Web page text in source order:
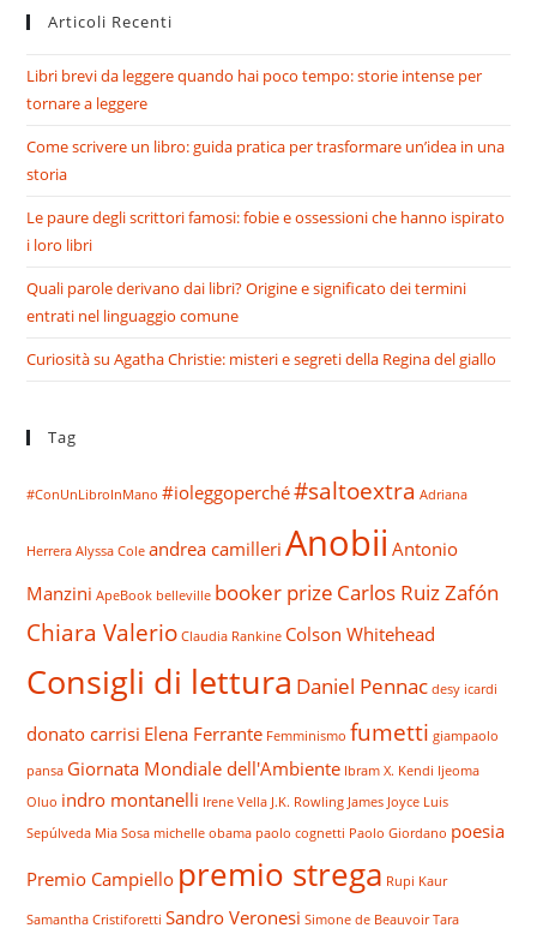
Articoli Recenti
Libri brevi da leggere quando hai poco tempo: storie intense per
tornare a leggere
Come scrivere un libro: guida pratica per trasformare un’idea in una
storia
Le paure degli scrittori famosi: fobie e ossessioni che hanno ispirato
i loro libri
Quali parole derivano dai libri? Origine e significato dei termini
entrati nel linguaggio comune
Curiosità su Agatha Christie: misteri e segreti della Regina del giallo
Tag
#ConUnLibroInMano #ioleggoperché#saltoextra Adriana
Herrera Alyssa Cole andrea camilleri Anobii Antonio
Manzini ApeBook belleville booker prize Carlos Ruiz Zafón
Chiara Valerio Claudia Rankine Colson Whitehead
Consigli di lettura Daniel Pennac desy icardi
donato carrisi Elena Ferrante Femminismo fumetti giampaolo
pansa Giornata Mondiale dell'Ambiente Ibram X. Kendi Ijeoma
Oluo indro montanelli Irene Vella J.K. Rowling James Joyce Luis
Sepúlveda Mia Sosa michelle obama paolo cognetti Paolo Giordano poesia
Premio Campiello premio strega Rupi Kaur
Samantha Cristiforetti Sandro Veronesi Simone de Beauvoir Tara